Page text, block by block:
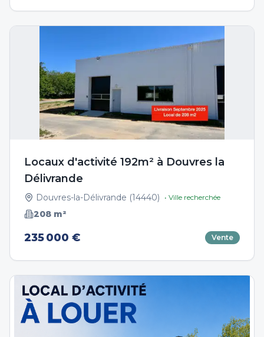
Locaux d'activité 192m² à Douvres la
Délivrande
Douvres-la-Délivrande (14440) • Ville recherchée
208 m²
235 000 € Vente